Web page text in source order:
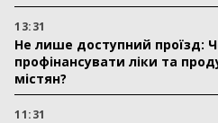
13:31
Не лише доступний проїзд:
профінансувати ліки та
містян?
11:31